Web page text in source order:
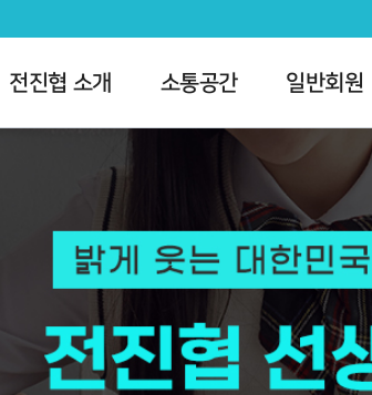
전진협 소개 소통공간 일반회원